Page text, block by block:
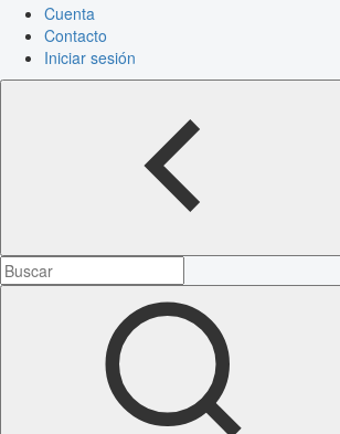
Cuenta
Contacto
Iniciar sesión